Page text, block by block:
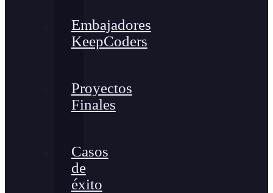
Embajadores
KeepCoders
Proyectos
Finales
Casos
de
éxito